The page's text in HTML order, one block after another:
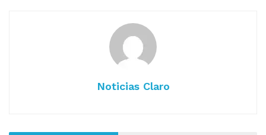
Noticias Claro